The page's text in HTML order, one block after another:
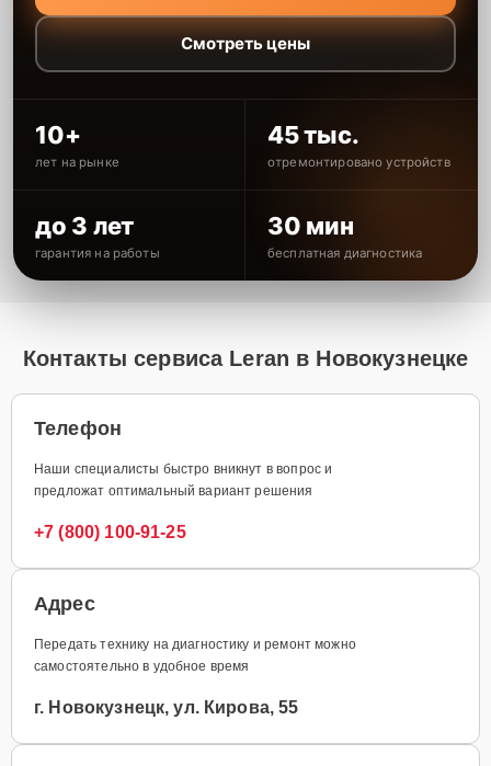
Смотреть цены
10+
лет на рынке
45 тыс.
отремонтировано устройств
до 3 лет
гарантия на работы
30 мин
бесплатная диагностика
Контакты сервиса Leran в Новокузнецке
Телефон
Наши специалисты быстро вникнут в вопрос и
предложат оптимальный вариант решения
+7 (800) 100-91-25
Адрес
Передать технику на диагностику и ремонт можно
самостоятельно в удобное время
г. Новокузнецк, ул. Кирова, 55